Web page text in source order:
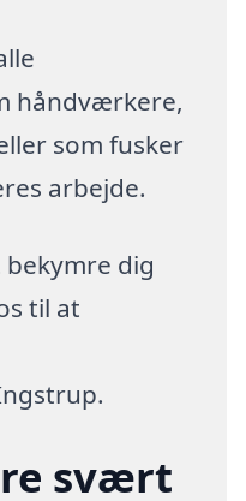
håndværkere,
som fusker
arbejde.
dig
til at
svært